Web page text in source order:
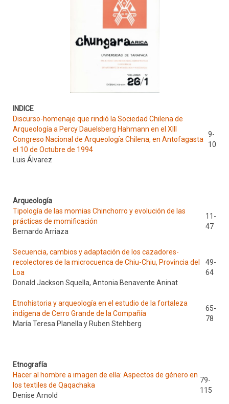
INDICE
Discurso-homenaje que rindió la Sociedad Chilena de
Arqueología a Percy Dauelsberg Hahmann en el XIII
Congreso Nacional de Arqueología Chilena, en Antofagasta
el 10 de Octubre de 1994
9-
10
Luis Álvarez
Arqueología
Tipología de las momias Chinchorro y evolución de las
prácticas de momificación
11-
47
Bernardo Arriaza
Secuencia, cambios y adaptación de los cazadores-
recolectores de la microcuenca de Chiu-Chiu, Provincia del
Loa
49-
64
Donald Jackson Squella, Antonia Benavente Aninat
Etnohistoria y arqueología en el estudio de la fortaleza
indígena de Cerro Grande de la Compañía
65-
78
María Teresa Planella y Ruben Stehberg
Etnografía
Hacer al hombre a imagen de ella: Aspectos de género en
los textiles de Qaqachaka
79-
115
Denise Arnold